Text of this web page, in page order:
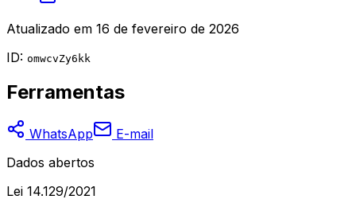
Atualizado em 16 de fevereiro de 2026
ID: omwcvZy6kk
Ferramentas
WhatsApp
E-mail
Dados abertos
Lei 14.129/2021